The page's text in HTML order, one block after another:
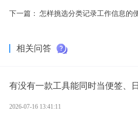
下一篇： 怎样挑选分类记录工作信息的
相关问答
有没有一款工具能同时当便签、
2026-07-16 13:41:11